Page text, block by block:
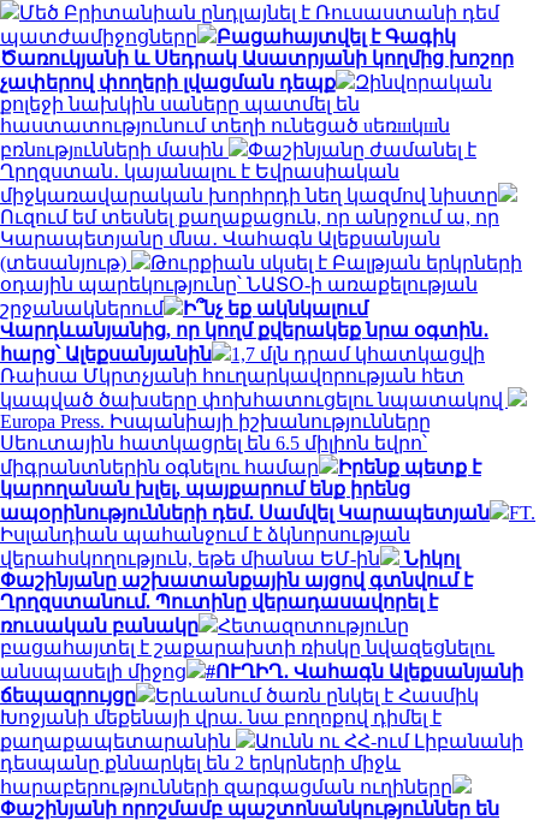
Մեծ Բրիտանիան ընդլայնել է Ռուսաստանի դեմ
պատժամիջոցները
Բացահայտվել է Գագիկ
Ծառուկյանի և Սեդրակ Ասատրյանի կողմից խոշոր
չափերով փողերի լվացման դեպք
Զինվորական
քոլեջի նախկին սաները պատմել են
հաստատությունում տեղի ունեցած uեռшկшն
բռնnւթյnւնների մասին
Փաշինյանը ժամանել է
Ղրղզստան․ կայանալու է Եվրասիական
միջկառավարական խորհրդի նեղ կազմով նիստը
Ուզում եմ տեսնել քաղաքացուն, որ անրջում ա, որ
Կարապետյանը մնա․ Վահագն Ալեքսանյան
(տեսանյութ)
Թուրքիան սկսել է Բալթյան երկրների
օդային պարեկությունը՝ ՆԱՏՕ-ի առաքելության
շրջանակներում
Ի՞նչ եք ակնկալում
Վարդևանյանից, որ կողմ քվերակեք նրա օգտին․
հարց՝ Ալեքսանյանին
1,7 մլն դրամ կհատկացվի
Ռաիսա Մկրտչյանի հուղարկավորության հետ
կապված ծախսերը փոխհատուցելու նպատակով
Europa Press. Իսպանիայի իշխանությունները
Սեուտային հատկացրել են 6.5 միլիոն եվրո՝
միգրանտներին օգնելու համար
Իրենք պետք է
կարողանան խլել, պայքարում ենք իրենց
ապօրինությունների դեմ. Սամվել Կարապետյան
FT.
Իսլանդիան պահանջում է ձկնորսության
վերահսկողություն, եթե միանա ԵՄ-ին
Նիկոլ
Փաշինյանը աշխատանքային այցով գտնվում է
Ղրղզստանում. Պուտինը վերադասավորել է
ռուսական բանակը
Հետազոտությունը
բացահայտել է շաքարախտի ռիսկը նվազեցնելու
անսպասելի միջոց
#ՈՒՂԻՂ․ Վահագն Ալեքսանյանի
ճեպազրույցը
Երևանում ծառն ընկել է Հասմիկ
Խոջյանի մեքենայի վրա. նա բողոքով դիմել է
քաղաքապետարանին
Աունն ու ՀՀ-ում Լիբանանի
դեսպանը քննարկել են 2 երկրների միջև
հարաբերությունների զարգացման ուղիները
Փաշինյանի որոշմամբ պաշտոնանկություններ են